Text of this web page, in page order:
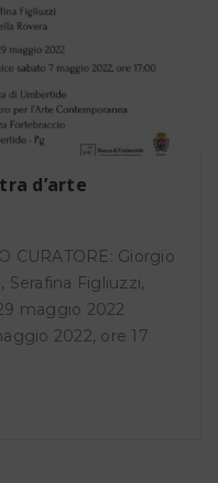
d’arte
CURATORE: Giorgio
Serafina Figliuzzi,
maggio 2022
2022, ore 17